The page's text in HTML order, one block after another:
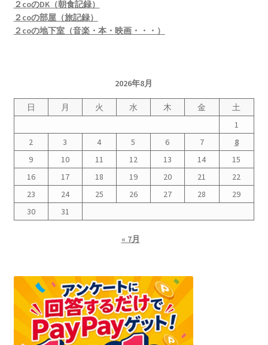
２coのDK（朝食記録）
２coの部屋（旅記録）
２coの地下室（音楽・本・映画・・・）
2026年8月
日 月 火 水 木 金
土
1
2
3 4 5 6 7
8
9
10 11 12 13 14
15
16
17 18 19 20 21
22
23
24 25 26 27 28
29
30
31
« 7月